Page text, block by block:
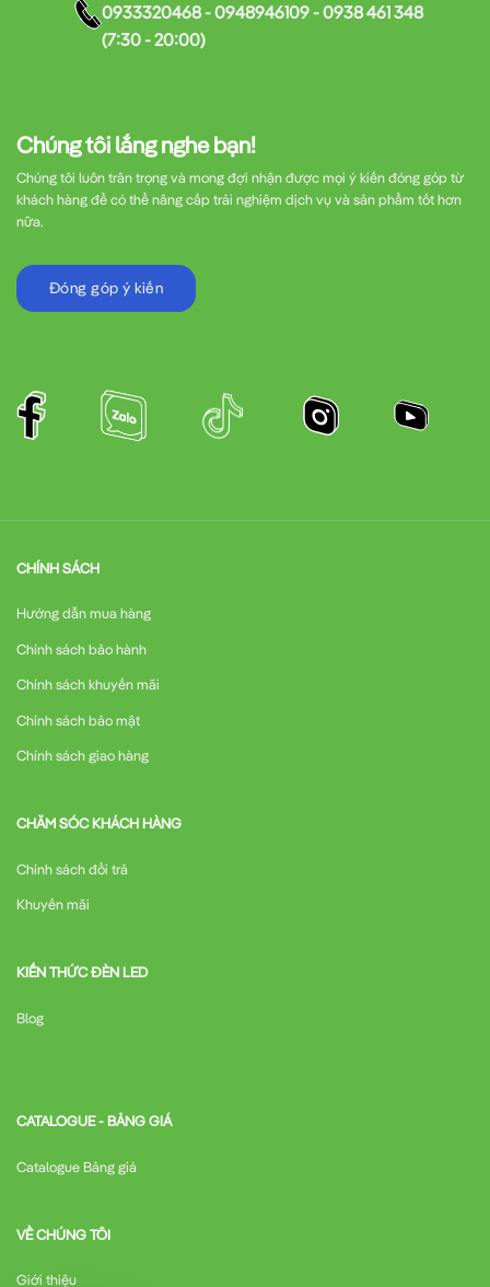
Chúng tôi lắng nghe bạn!
Chúng tôi luôn trân trọng và mong đợi nhận được mọi ý kiến đóng góp từ
khách hàng để có thể nâng cấp trải nghiệm dịch vụ và sản phẩm tốt hơn
nữa.
Đóng góp ý kiến
0933320468 - 0948946109 - 0938 461 348
(7:30 - 20:00)
CHÍNH SÁCH
Hướng dẫn mua hàng
Chính sách bảo hành
Chính sách khuyến mãi
Chính sách bảo mật
Chính sách giao hàng
CHĂM SÓC KHÁCH HÀNG
Chính sách đổi trả
Khuyến mãi
KIẾN THỨC ĐÈN LED
Blog
CATALOGUE - BẢNG GIÁ
Catalogue Bảng giá
VỀ CHÚNG TÔI
Giới thiệu